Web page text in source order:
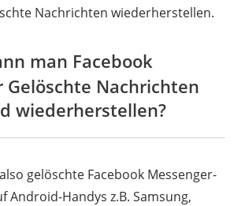
Nachrichten wiederherstellen.
man Facebook
Gelöschte Nachrichten
wiederherstellen?
gelöschte Facebook Messenger-
Android-Handys z.B. Samsung,